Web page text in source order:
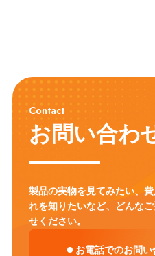
Contact
お問い合わ
製品の実物を見てみたい、
れを知りたいなど、
どんな
せください。
お電話でのお問い